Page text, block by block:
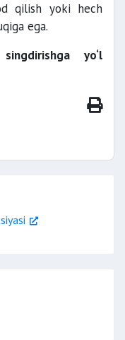
qilish yoki hech
ega.
yo‘l